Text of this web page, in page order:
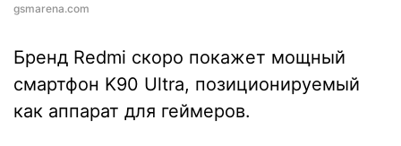
gsmarena.com
Бренд Redmi скоро покажет мощный
смартфон K90 Ultra, позиционируемый
как аппарат для геймеров.